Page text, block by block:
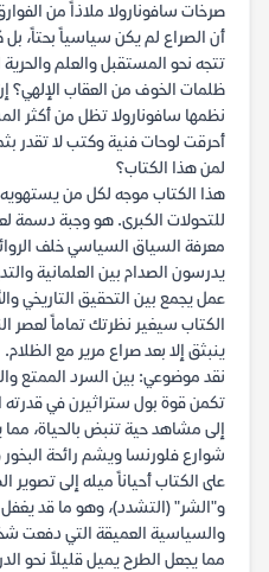
صرخات سافونارولا ملاذاً من
أن الصراع لم يكن سياسياً بحتاً،
تتجه نحو المستقبل والعلم
ظلمات الخوف من العقاب الإلهي؟
نظمها سافونارولا تظل من أكثر
أحرقت لوحات فنية وكتب لا تقدر
لمن هذا الكتاب؟
هذا الكتاب موجه لكل من يستهويه
للتحولات الكبرى. هو وجبة دسمة
معرفة السياق السياسي خلف
يدرسون الصدام بين العلمانية
عمل يجمع بين التحقيق التاريخي
الكتاب سيغير نظرتك تماماً لعصر
ينبثق إلا بعد صراع مرير مع الظلام.
نقد موضوعي: بين السرد الممتع
تكمن قوة بول ستراثيرن في قدرته
إلى مشاهد حية تنبض بالحياة،
شوارع فلورنسا ويشم رائحة
على الكتاب أحياناً ميله إلى تصوير
و"الشر" (التشدد)، وهو ما قد
والسياسية العميقة التي دفعت
مما يجعل الطرح يميل قليلاً نحو